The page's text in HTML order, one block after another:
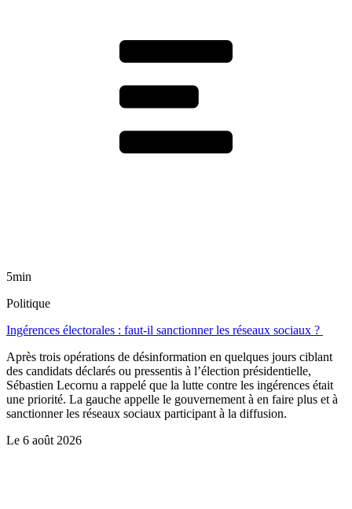
5min
Politique
Ingérences électorales : faut-il sanctionner les réseaux sociaux ?
Après trois opérations de désinformation en quelques jours ciblant
des candidats déclarés ou pressentis à l’élection présidentielle,
Sébastien Lecornu a rappelé que la lutte contre les ingérences était
une priorité. La gauche appelle le gouvernement à en faire plus et à
sanctionner les réseaux sociaux participant à la diffusion.
Le 6 août 2026